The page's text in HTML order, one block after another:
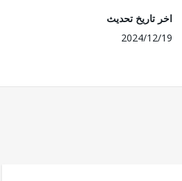
اخر تاريخ تحديث
2024/12/19